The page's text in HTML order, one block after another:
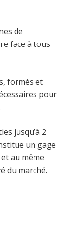
de
face à tous
formés et
pour
jusqu’à 2
un gage
au même
du marché.